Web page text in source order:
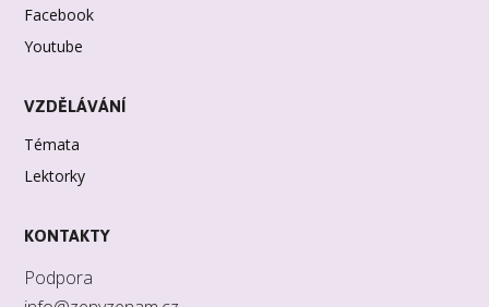
Facebook
Youtube
VZDĚLÁVÁNÍ
Témata
Lektorky
KONTAKTY
Podpora